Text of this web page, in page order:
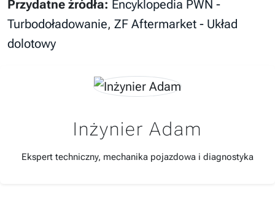
Przydatne źródła: Encyklopedia PWN -
Turbodoładowanie, ZF Aftermarket - Układ
dolotowy
Inżynier Adam
Ekspert techniczny, mechanika pojazdowa i diagnostyka